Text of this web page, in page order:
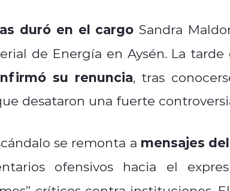
duró en el cargo Sandra
de Energía en Aysén. La tarde
su renuncia, tras
desataron una fuerte
se remonta a mensajes
ofensivos hacia el